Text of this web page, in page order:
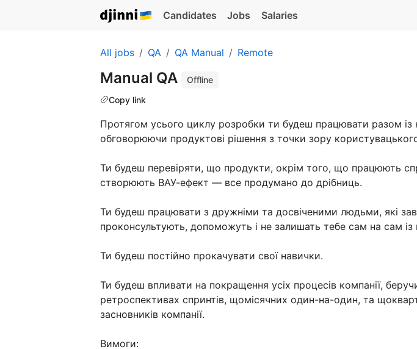
Candidates Jobs Salaries
All jobs QA QA Manual Remote
Manual QA
Offline
Copy link
Протягом усього циклу розробки ти будеш працювати разом
обговорюючи продуктові рішення з точки зору
Ти будеш перевіряти, що продукти, окрім того, що працюють
створюють ВАУ-ефект — все продумано до дрібниць.
Ти будеш працювати з дружніми та досвіченими людьми, які
проконсультують, допоможуть і не залишать тебе сам на сам
Ти будеш постійно прокачувати свої навички.
Ти будеш впливати на покращення усіх процесів компанії,
ретроспективах спринтів, щомісячних один-на-один, та
засновників компанії.
Вимоги: